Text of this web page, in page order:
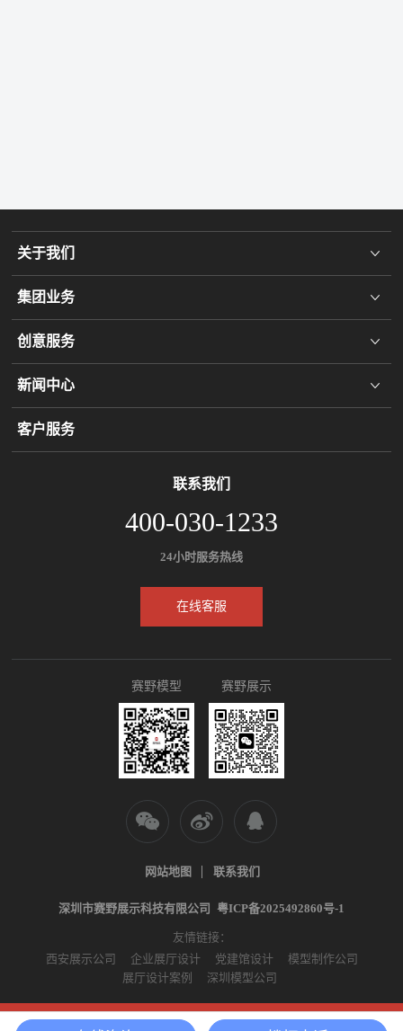
关于我们
集团业务
创意服务
新闻中心
客户服务
联系我们
400-030-1233
24小时服务热线
在线客服
赛野模型 赛野展示
联系我们
网站地图
深圳市赛野展示科技有限公司 粤ICP备2025492860号-1
   
友情链接：
西安展示公司
企业展厅设计 党建馆设计
模型制作公司
展厅设计案例
深圳模型公司